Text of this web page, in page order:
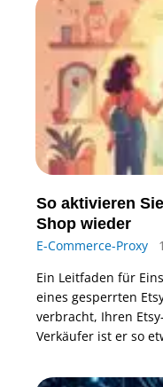
So aktivieren
Shop wieder
E-Commerce-Proxy
Ein Leitfaden für
eines gesperrten
verbracht, Ihren
Verkäufer ist er so